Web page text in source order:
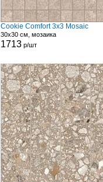
Cookie Comfort 3x3 Mosaic
30x30 см, мозаика
1713р/шт